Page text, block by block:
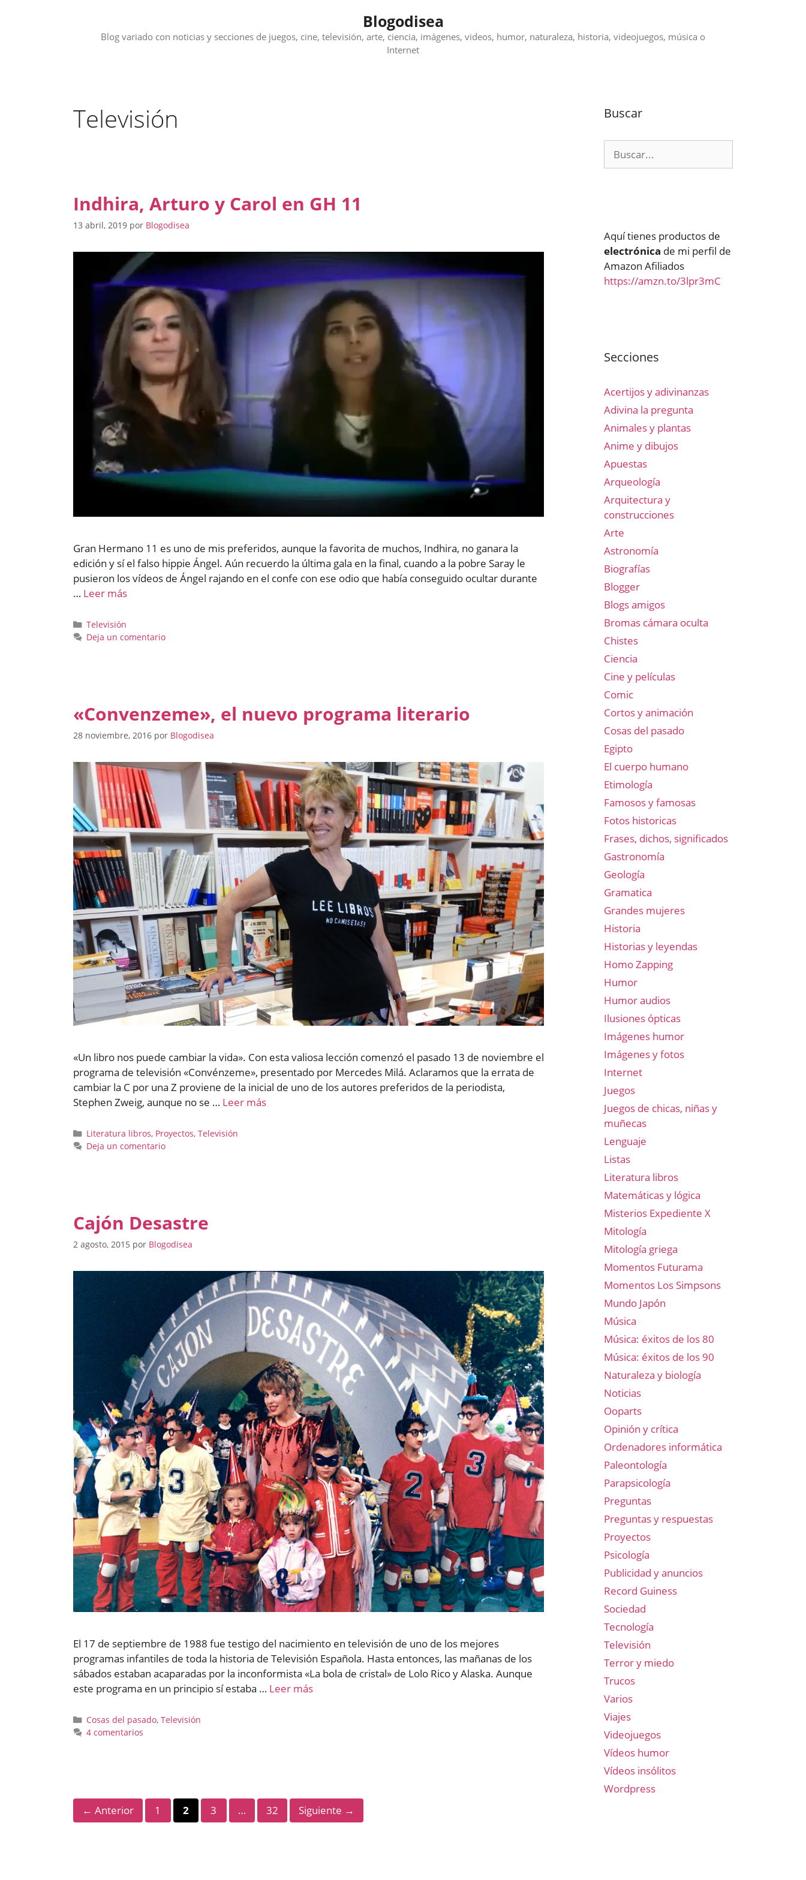
Blogodisea
Blog variado con noticias y secciones de juegos, cine, televisión, arte, ciencia, imágenes, videos, humor, naturaleza, historia, videojuegos, música o
Internet
Televisión
Indhira, Arturo y Carol en GH 11
13 abril, 2019 por Blogodisea
Gran Hermano 11 es uno de mis preferidos, aunque la favorita de muchos, Indhira, no ganara la
edición y sí el falso hippie Ángel. Aún recuerdo la última gala en la final, cuando a la pobre Saray le
pusieron los vídeos de Ángel rajando en el confe con ese odio que había conseguido ocultar durante
… Leer más
Categorías
Televisión
Deja un comentario
«Convenzeme», el nuevo programa literario
28 noviembre, 2016 por Blogodisea
«Un libro nos puede cambiar la vida». Con esta valiosa lección comenzó el pasado 13 de noviembre el
programa de televisión «Convénzeme», presentado por Mercedes Milá. Aclaramos que la errata de
cambiar la C por una Z proviene de la inicial de uno de los autores preferidos de la periodista,
Stephen Zweig, aunque no se … Leer más
Categorías
Literatura libros, Proyectos, Televisión
Deja un comentario
Cajón Desastre
2 agosto, 2015 por Blogodisea
El 17 de septiembre de 1988 fue testigo del nacimiento en televisión de uno de los mejores
programas infantiles de toda la historia de Televisión Española. Hasta entonces, las mañanas de los
sábados estaban acaparadas por la inconformista «La bola de cristal» de Lolo Rico y Alaska. Aunque
este programa en un principio sí estaba … Leer más
Categorías
Cosas del pasado, Televisión
4 comentarios
← Anterior Página
1 Página
2 Página
3 … Página
32 Siguiente →
Buscar
Aquí tienes productos de
electrónica de mi perfil de
Amazon Afiliados
https://amzn.to/3lpr3mC
Secciones
Acertijos y adivinanzas
Adivina la pregunta
Animales y plantas
Anime y dibujos
Apuestas
Arqueología
Arquitectura y
construcciones
Arte
Astronomía
Biografías
Blogger
Blogs amigos
Bromas cámara oculta
Chistes
Ciencia
Cine y películas
Comic
Cortos y animación
Cosas del pasado
Egipto
El cuerpo humano
Etimología
Famosos y famosas
Fotos historicas
Frases, dichos, significados
Gastronomía
Geología
Gramatica
Grandes mujeres
Historia
Historias y leyendas
Homo Zapping
Humor
Humor audios
Ilusiones ópticas
Imágenes humor
Imágenes y fotos
Internet
Juegos
Juegos de chicas, niñas y
muñecas
Lenguaje
Listas
Literatura libros
Matemáticas y lógica
Misterios Expediente X
Mitología
Mitología griega
Momentos Futurama
Momentos Los Simpsons
Mundo Japón
Música
Música: éxitos de los 80
Música: éxitos de los 90
Naturaleza y biología
Noticias
Ooparts
Opinión y crítica
Ordenadores informática
Paleontología
Parapsicología
Preguntas
Preguntas y respuestas
Proyectos
Psicología
Publicidad y anuncios
Record Guiness
Sociedad
Tecnología
Televisión
Terror y miedo
Trucos
Varios
Viajes
Videojuegos
Vídeos humor
Vídeos insólitos
Wordpress